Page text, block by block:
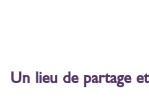
Un lieu de partage